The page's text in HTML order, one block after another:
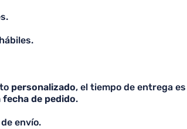
a los que quieran comprar
eso, lo cual no me parece justo
solamente porque no lean. 100%
Recomendado, la calidad es
personalizado, el tiempo de entrega
fecha de pedido.
envío.